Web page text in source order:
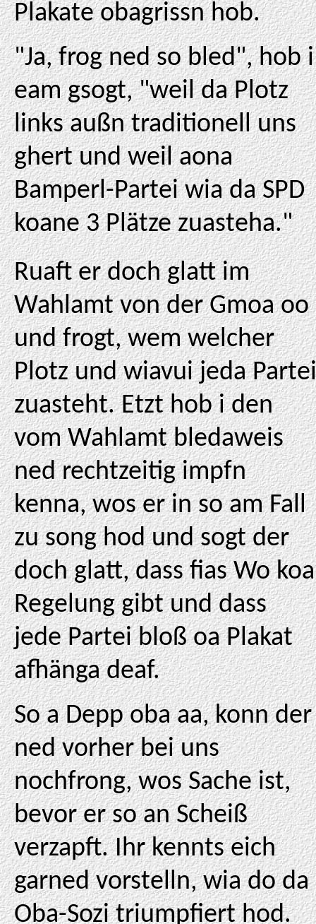
Plakate obagrissn hob.
"Ja, frog ned so bled", hob i
eam gsogt, "weil da Plotz
links außn traditionell uns
ghert und weil aona
Bamperl-Partei wia da SPD
koane 3 Plätze zuasteha."
Ruaft er doch glatt im
Wahlamt von der Gmoa oo
und frogt, wem welcher
Plotz und wiavui jeda Partei
zuasteht. Etzt hob i den
vom Wahlamt bledaweis
ned rechtzeitig impfn
kenna, wos er in so am Fall
zu song hod und sogt der
doch glatt, dass fias Wo koa
Regelung gibt und dass
jede Partei bloß oa Plakat
afhänga deaf.
So a Depp oba aa, konn der
ned vorher bei uns
nochfrong, wos Sache ist,
bevor er so an Scheiß
verzapft. Ihr kennts eich
garned vorstelln, wia do da
Oba-Sozi triumpfiert hod.